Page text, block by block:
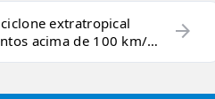
extratropical
acima de 100 km/h
arrow_forward